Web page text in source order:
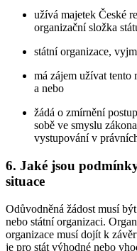
užívá majetek České
organizační složka
státní organizace,
má zájem užívat tento
a nebo
žádá o zmírnění
sobě ve smyslu
vystupování v
6. Jaké jsou
situace
Odůvodněná žádost musí
nebo státní organizaci.
organizace musí dojít k
je pro stát výhodné nebo